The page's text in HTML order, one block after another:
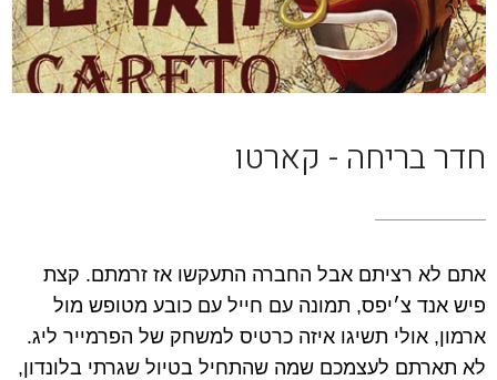
חדר בריחה - קארטו
אתם לא רציתם אבל החברה התעקשו אז זרמתם. קצת
פיש אנד צ׳יפס, תמונה עם חייל עם כובע מטופש מול
ארמון, אולי תשיגו איזה כרטיס למשחק של הפרמייר ליג.
לא תארתם לעצמכם שמה שהתחיל בטיול שגרתי בלונדון,